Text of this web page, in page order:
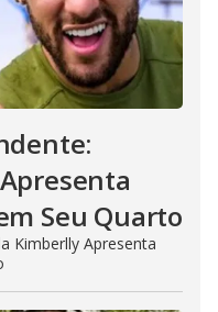
Seu Quarto
Kimberlly Apresenta